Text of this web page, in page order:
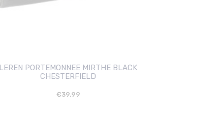
LEREN PORTEMONNEE MIRTHE BLACK
CHESTERFIELD
€39.99